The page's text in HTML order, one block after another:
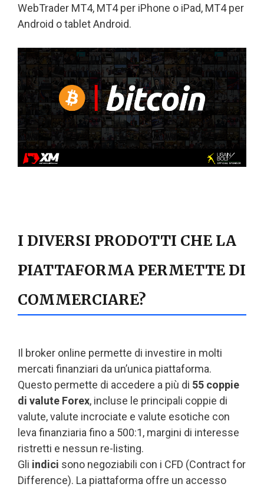
WebTrader MT4, MT4 per iPhone o iPad, MT4 per
Android o tablet Android.
I DIVERSI PRODOTTI CHE LA
PIATTAFORMA PERMETTE DI
COMMERCIARE?
Il broker online permette di investire in molti
mercati finanziari da un’unica piattaforma.
Questo permette di accedere a più di 55 coppie
di valute Forex, incluse le principali coppie di
valute, valute incrociate e valute esotiche con
leva finanziaria fino a 500:1, margini di interesse
ristretti e nessun re-listing.
Gli indici sono negoziabili con i CFD (Contract for
Difference). La piattaforma offre un accesso